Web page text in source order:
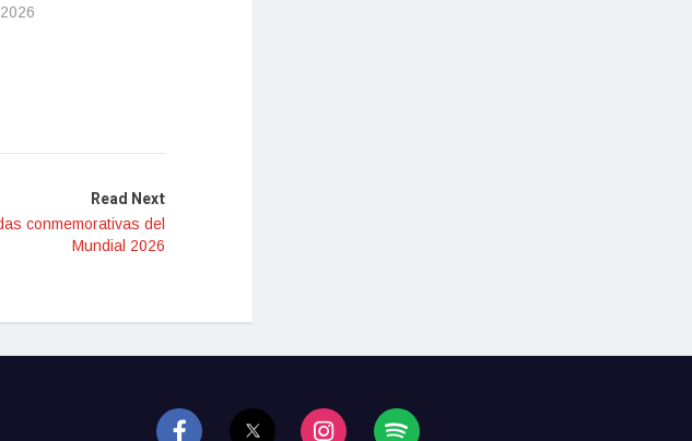
Read Next
conmemorativas del
Mundial 2026